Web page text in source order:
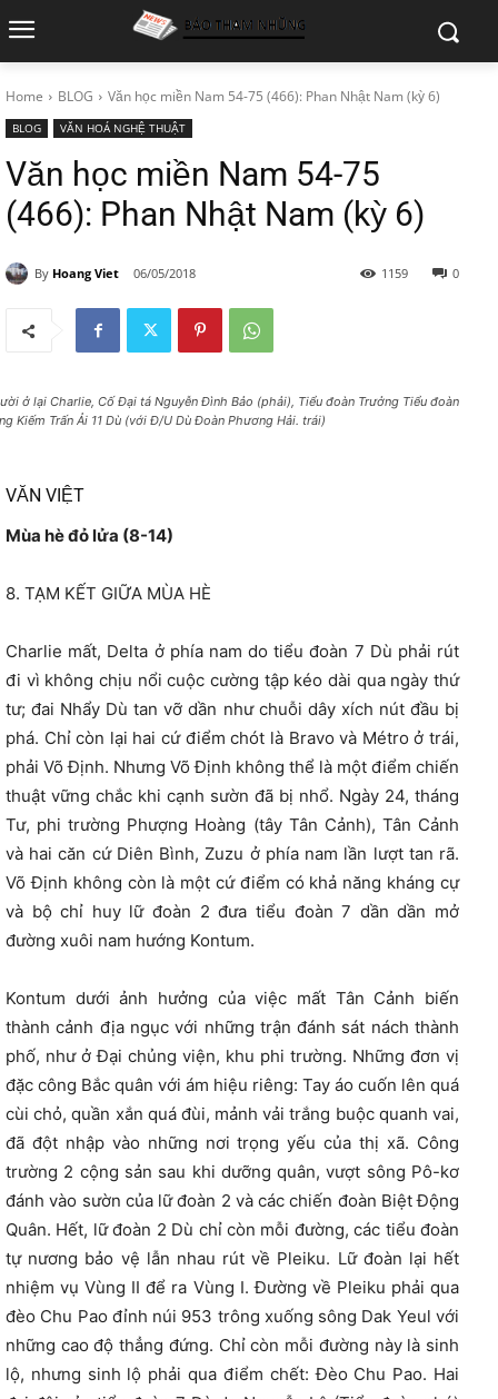
Home BLOG Văn học miền Nam 54-75 (466): Phan Nhật Nam (kỳ 6)
BLOG VĂN HOÁ NGHỆ THUẬT
Văn học miền Nam 54-75
(466): Phan Nhật Nam (kỳ 6)
By Hoang Viet 06/05/2018 0
1159
ở lại Charlie, Cố Đại tá Nguyễn Đình Bảo (phải), Tiểu đoàn Trưởng Tiểu đoàn
Kiếm Trấn Ải 11 Dù (với Đ/U Dù Đoàn Phương Hải. trái)
VĂN VIỆT
Mùa hè đỏ lửa (8-14)
8. TẠM KẾT GIỮA MÙA HÈ
Charlie mất, Delta ở phía nam do tiểu đoàn 7 Dù phải rút
đi vì không chịu nổi cuộc cường tập kéo dài qua ngày thứ
tư; đai Nhẩy Dù tan vỡ dần như chuỗi dây xích nút đầu bị
phá. Chỉ còn lại hai cứ điểm chót là Bravo và Métro ở trái,
phải Võ Định. Nhưng Võ Định không thể là một điểm chiến
thuật vững chắc khi cạnh sườn đã bị nhổ. Ngày 24, tháng
Tư, phi trường Phượng Hoàng (tây Tân Cảnh), Tân Cảnh
và hai căn cứ Diên Bình, Zuzu ở phía nam lần lượt tan rã.
Võ Định không còn là một cứ điểm có khả năng kháng cự
và bộ chỉ huy lữ đoàn 2 đưa tiểu đoàn 7 dần dần mở
đường xuôi nam hướng Kontum.
Kontum dưới ảnh hưởng của việc mất Tân Cảnh biến
thành cảnh địa ngục với những trận đánh sát nách thành
phố, như ở Đại chủng viện, khu phi trường. Những đơn vị
đặc công Bắc quân với ám hiệu riêng: Tay áo cuốn lên quá
cùi chỏ, quần xắn quá đùi, mảnh vải trắng buộc quanh vai,
đã đột nhập vào những nơi trọng yếu của thị xã. Công
trường 2 cộng sản sau khi dưỡng quân, vượt sông Pô-kơ
đánh vào sườn của lữ đoàn 2 và các chiến đoàn Biệt Động
Quân. Hết, lữ đoàn 2 Dù chỉ còn mỗi đường, các tiểu đoàn
tự nương bảo vệ lẫn nhau rút về Pleiku. Lữ đoàn lại hết
nhiệm vụ Vùng II để ra Vùng I. Đường về Pleiku phải qua
đèo Chu Pao đỉnh núi 953 trông xuống sông Dak Yeul với
những cao độ thẳng đứng. Chỉ còn mỗi đường này là sinh
lộ, nhưng sinh lộ phải qua điểm chết: Đèo Chu Pao. Hai